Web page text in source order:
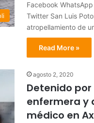
Facebook
Twitter San Luis
atropellamiento de
Read More »
agosto 2, 2020
Detenido
enfermera y
médico en